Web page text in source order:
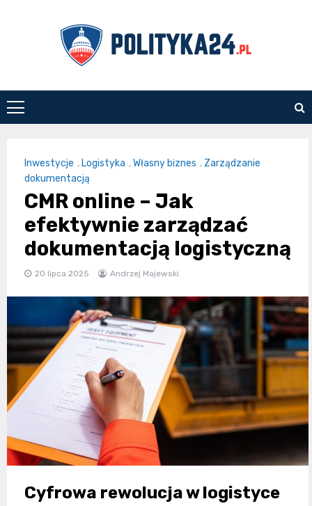
polityka24.pl
Inwestycje , Logistyka ,Własny biznes , Zarządzanie
dokumentacją
CMR online – Jak
efektywnie zarządzać
dokumentacją logistyczną
20 lipca 2025 Andrzej Majewski
Cyfrowa rewolucja w logistyce